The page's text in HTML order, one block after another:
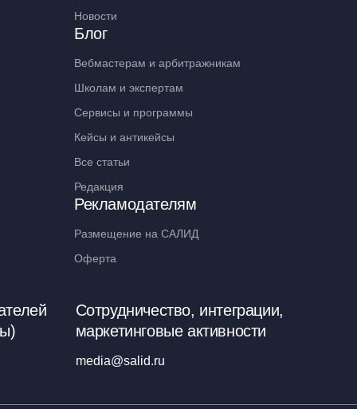
Новости
Блог
Вебмастерам и арбитражникам
Школам и экспертам
Сервисы и программы
Кейсы и антикейсы
Все статьи
Редакция
Рекламодателям
Размещение на САЛИД
Оферта
Сотрудничество, интеграции,
маркетинговые активности
media@salid.ru